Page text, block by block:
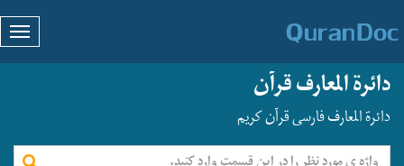
دائرة المعارف قرآن
دائرة المعارف فارسی قرآن کریم